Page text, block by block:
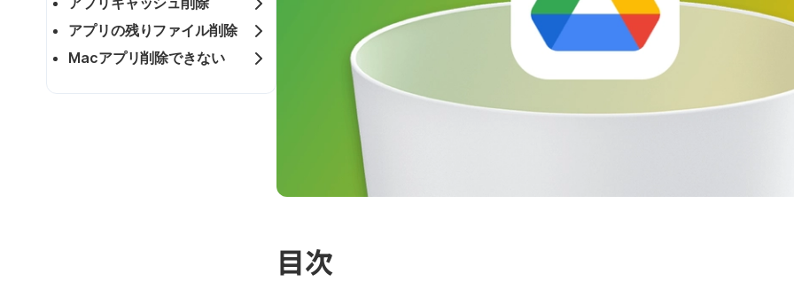
アプリの残りファイル削除
Macアプリ削除できない
目次